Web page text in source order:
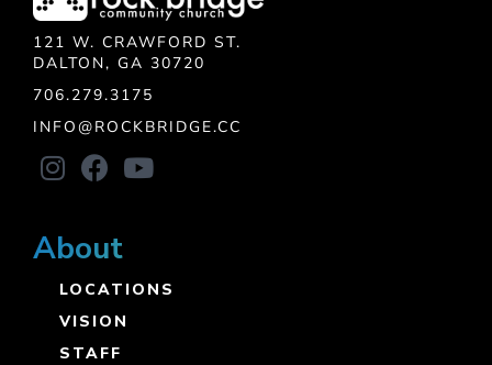
121 W. CRAWFORD ST.
DALTON, GA 30720
706.279.3175
INFO@ROCKBRIDGE.CC
About
LOCATIONS
VISION
STAFF